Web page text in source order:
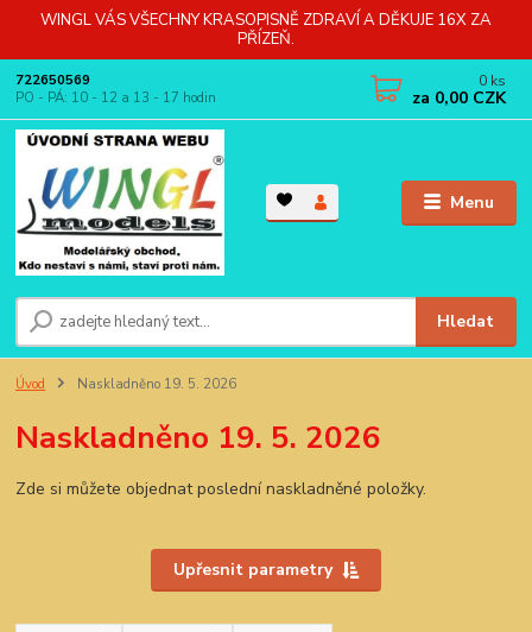
WINGL VÁS VŠECHNY KRASOPISNĚ ZDRAVÍ A DĚKUJE 16X ZA
PŘÍZEŇ.
Menu
Hledat
722650569
PO - PÁ: 10 - 12 a 13 - 17 hodin
0 ks
za 0,00 CZK
Úvod Naskladněno 19. 5. 2026
Naskladněno 19. 5. 2026
Zde si můžete objednat poslední naskladněné položky.
Upřesnit parametry